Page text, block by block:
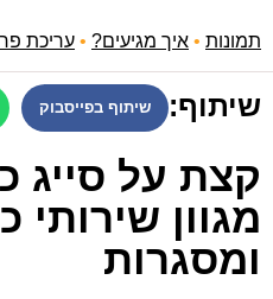
תמונות • איך מגיעים? • עריכת
שיתוף: שיתוף בפייסבוק
קצת על סייג
מגוון שירותי
ומסגרות